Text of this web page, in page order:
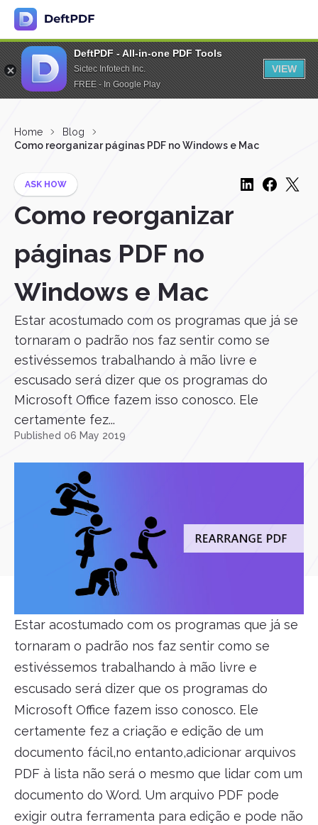
DeftPDF - All-in-one PDF Tools
Sictec Infotech Inc.
FREE - In Google Play
VIEW
Home
Blog
Como reorganizar páginas PDF no Windows e Mac
ASK HOW
Como reorganizar
páginas PDF no
Windows e Mac
Estar acostumado com os programas que já se
tornaram o padrão nos faz sentir como se
estivéssemos trabalhando à mão livre e
escusado será dizer que os programas do
Microsoft Office fazem isso conosco. Ele
certamente fez...
Published 06 May 2019
Estar acostumado com os programas que já se
tornaram o padrão nos faz sentir como se
estivéssemos trabalhando à mão livre e
escusado será dizer que os programas do
Microsoft Office fazem isso conosco. Ele
certamente fez a criação e edição de um
documento fácil,no entanto,adicionar arquivos
PDF à lista não será o mesmo que lidar com um
documento do Word. Um arquivo PDF pode
exigir outra ferramenta para edição e pode não